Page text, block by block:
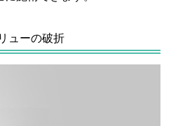
ューの破折